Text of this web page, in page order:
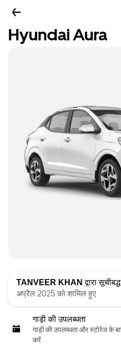
Hyundai Aura
TANVEER KHAN द्वारा सूचीबद्ध
अप्रैल 2025 को शामिल हुए
गाड़ी की उपलब्धता
गाड़ी की उपलब्धता और स्‍टोरेज के
करें